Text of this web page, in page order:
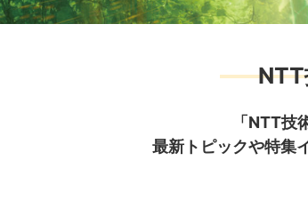
NTT
「NTT技
最新トピックや特集